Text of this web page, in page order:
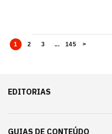
1 2 3 ... 145 >
EDITORIAS
GUIAS DE CONTEÚDO